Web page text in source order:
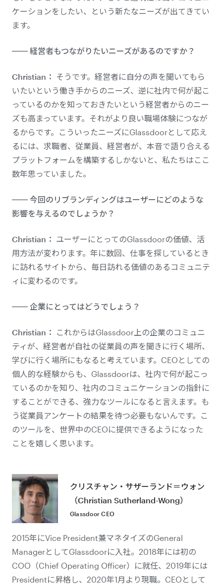
ケーションをしたい、という新たなニーズが出てきてい
ます。
経営者もつながりたいニーズがあるのですか？
Christian：
そうです。経営者に自分の声を聞いてもら
いたいという働き手からのニーズ、逆に社内で何が起こ
っているのかを知っておきたいという経営者からのニー
ズも高まっています。それがより良い職場体験につなが
るからです。こういったニーズにGlassdoorとして応え
るには、求職者、従業員、経営者が、本音で語り合える
プラットフォームを構築するしかないと、私たちはここ
数年思っていました。
今回のリブランディングはユーザーにどのような
影響を与えるのでしょうか？
Christian： ユーザーにとってのGlassdoorの価値、活
用方法が変わります。年に数回、仕事を探しているとき
に訪れるサイトから、毎日訪れる価値のあるコミュニテ
ィに変わるのです。
企業にとってはどうでしょう？
Christian：
これからはGlassdoor上の企業のコミュニ
ティが、経営者が自社の従業員の声を聞きに行く場所、
学びに行く場所にもなると考えています。CEOとしての
個人的な経験からも、Glassdoorは、社内で何が起こっ
ているのかを知り、社内のコミュニケーションの指針に
することができる、強力なツールになると言えます。も
う従業員アンケートの結果を待つ必要もないんです。こ
のツールを、世界中のCEOに提供できるようになった
ことを嬉しく思います。
クリスチャン・サザーランド＝ウォン
（Christian Sutherland-Wong）
Glassdoor CEO
2015年にVice President兼マネタイズのGeneral
ManagerとしてGlassdoorに入社。2018年には初の
COO（Chief Operating Officer）に就任、2019年には
Presidentに昇格し、2020年1月より現職。CEOとして